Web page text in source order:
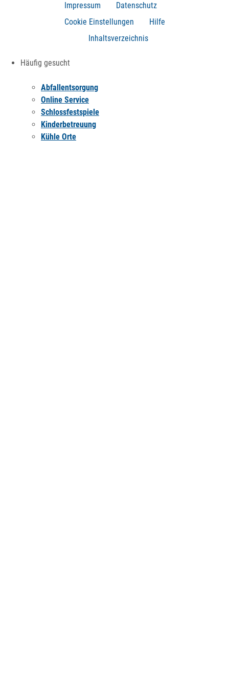
Impressum
Datenschutz
Cookie Einstellungen
Hilfe
Inhaltsverzeichnis
Häufig gesucht
Abfallentsorgung
Online Service
Schlossfestspiele
Kinderbetreuung
Kühle Orte